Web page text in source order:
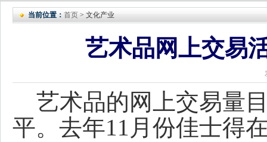
当前位置： 首页 > 文化产业
艺术品网上交易
艺术品的网上交易量
平。去年11月份佳士得